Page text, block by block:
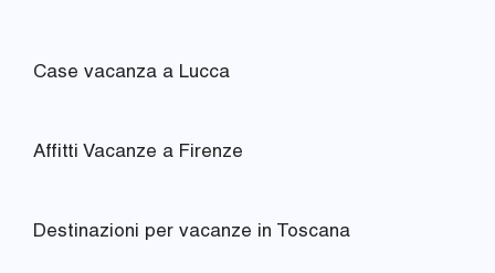
Case vacanza a Lucca
Affitti Vacanze a Firenze
Destinazioni per vacanze in Toscana